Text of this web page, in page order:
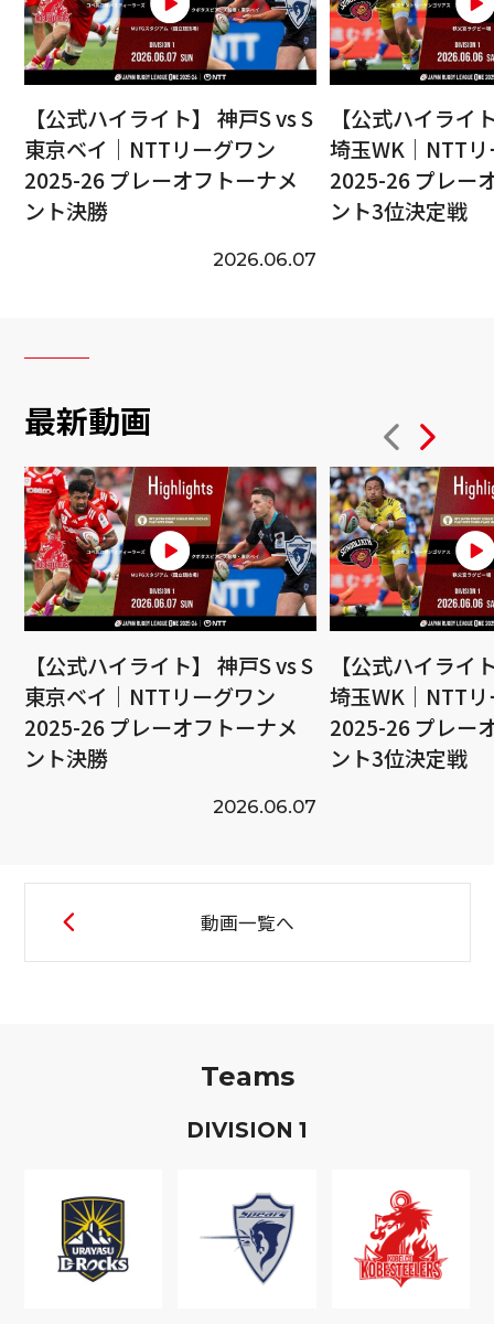
【公式ハイライト】 神戸S vs S
東京ベイ｜NTTリーグワン
2025-26 プレーオフトーナメ
ント決勝
2026.06.07
【公式ハイライ
埼玉WK｜NTT
2025-26 プレー
ント3位決定戦
最新動画
【公式ハイライト】 神戸S vs S
東京ベイ｜NTTリーグワン
2025-26 プレーオフトーナメ
ント決勝
2026.06.07
【公式ハイライ
埼玉WK｜NTT
2025-26 プレー
ント3位決定戦
動画一覧へ
Teams
DIVISION 1